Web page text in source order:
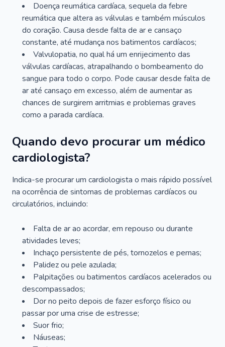
Doença reumática cardíaca, sequela da febre
reumática que altera as válvulas e também músculos
do coração. Causa desde falta de ar e cansaço
constante, até mudança nos batimentos cardíacos;
Valvulopatia, no qual há um enrijecimento das
válvulas cardíacas, atrapalhando o bombeamento do
sangue para todo o corpo. Pode causar desde falta de
ar até cansaço em excesso, além de aumentar as
chances de surgirem arritmias e problemas graves
como a parada cardíaca.
Quando devo procurar um médico
cardiologista?
Indica-se procurar um cardiologista o mais rápido possível
na ocorrência de sintomas de problemas cardíacos ou
circulatórios, incluindo:
Falta de ar ao acordar, em repouso ou durante
atividades leves;
Inchaço persistente de pés, tornozelos e pernas;
Palidez ou pele azulada;
Palpitações ou batimentos cardíacos acelerados ou
descompassados;
Dor no peito depois de fazer esforço físico ou
passar por uma crise de estresse;
Suor frio;
Náuseas;